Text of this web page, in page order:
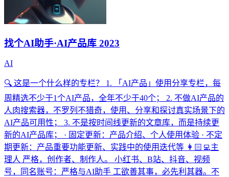
找个AI助手·AI产品库 2023
AI
🔍 这是一个什么样的专栏？ 1. 「AI产品」使用分享专栏，每
周精选不少于1个AI产品，全年不少于40个； 2. 不做AI产品的
人肉搜索器，不罗列不猎奇，使用、分享和探讨真实场景下的
AI产品可用性； 3. 不是按时间线更新的文章库，而是持续更
新的AI产品库； · 固定更新：产品介绍、个人使用体验 · 不定
期更新：产品重要功能更新、实践中的使用迭代等 👩🏻‍💻主
理人 严格，创作者、制作人。 小红书、B站、抖音、视频
号，同名账号：严格与AI助手 工欲善其事，必先利其器。不